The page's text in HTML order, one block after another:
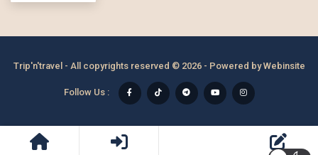
Trip'n'travel - All copyrights reserved © 2026 - Powered byWebinsite
Follow Us :